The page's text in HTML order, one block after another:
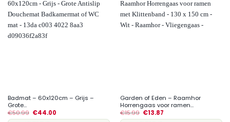
Badmat – 60x120cm – Grijs –
Grote...
€50.99 €44.00
Garden of Eden – Raamhor
Horrengaas voor ramen...
€15.99 €13.87